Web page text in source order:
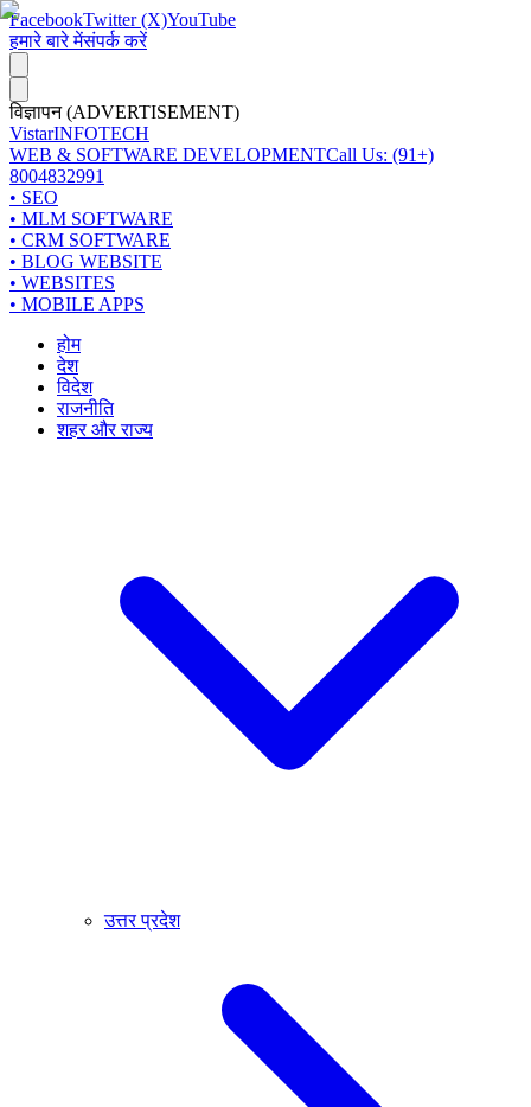
FacebookTwitter (X)YouTube
हमारे बारे मेंसंपर्क करें
विज्ञापन (ADVERTISEMENT)
VistarINFOTECH
WEB & SOFTWARE DEVELOPMENTCall Us: (91+)
8004832991
• SEO
• MLM SOFTWARE
• CRM SOFTWARE
• BLOG WEBSITE
• WEBSITES
• MOBILE APPS
होम
देश
विदेश
राजनीति
शहर और राज्य
उत्तर प्रदेश